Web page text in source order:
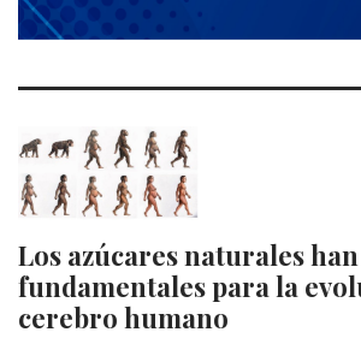
Los azúcares naturales
fundamentales para la
cerebro humano